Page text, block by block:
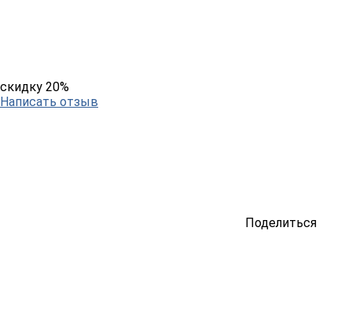
скидку 20%
Написать отзыв
Поделиться